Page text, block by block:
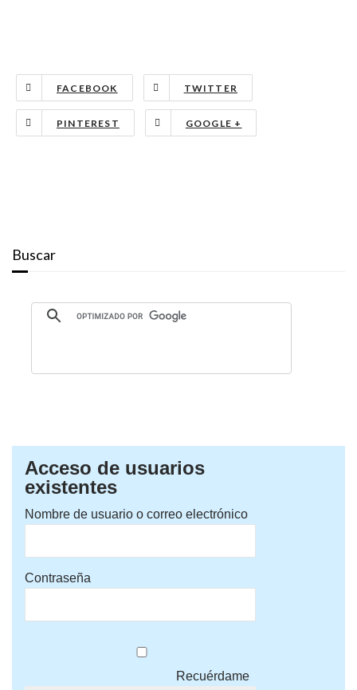
FACEBOOK TWITTER
PINTEREST GOOGLE +
Buscar
Acceso de usuarios
existentes
Nombre de usuario o correo electrónico
Contraseña
Recuérdame